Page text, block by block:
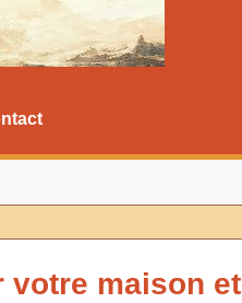
votre maison et